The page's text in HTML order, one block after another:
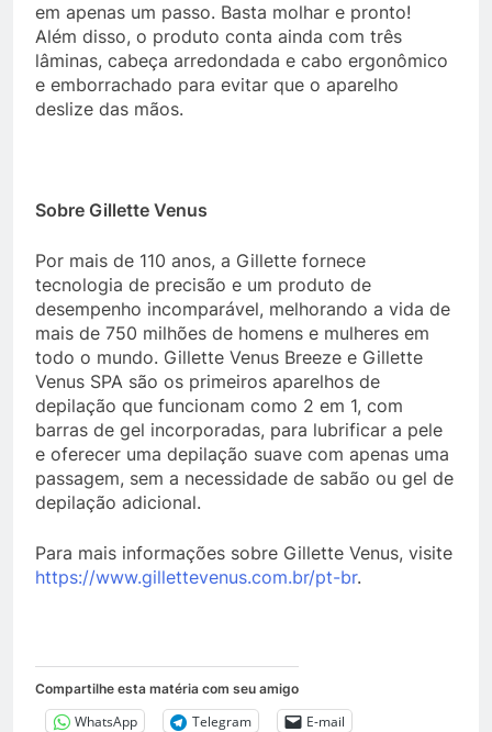
em apenas um passo. Basta molhar e pronto!
Além disso, o produto conta ainda com três
lâminas, cabeça arredondada e cabo ergonômico
e emborrachado para evitar que o aparelho
deslize das mãos.
Sobre Gillette Venus
Por mais de 110 anos, a Gillette fornece
tecnologia de precisão e um produto de
desempenho incomparável, melhorando a vida de
mais de 750 milhões de homens e mulheres em
todo o mundo. Gillette Venus Breeze e Gillette
Venus SPA são os primeiros aparelhos de
depilação que funcionam como 2 em 1, com
barras de gel incorporadas, para lubrificar a pele
e oferecer uma depilação suave com apenas uma
passagem, sem a necessidade de sabão ou gel de
depilação adicional.
Para mais informações sobre Gillette Venus, visite
https://www.gillettevenus.com.br/pt-br.
Compartilhe esta matéria com seu amigo
WhatsApp Telegram
E-mail